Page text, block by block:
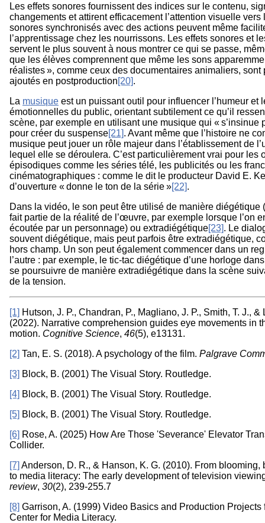
Les effets sonores fournissent des indices sur le contenu,
changements et attirent efficacement l’attention visuelle vers
sonores synchronisés avec des actions peuvent même
l’apprentissage chez les nourrissons. Les effets sonores et
servent le plus souvent à nous montrer ce qui se passe,
que les élèves comprennent que même les sons
réalistes », comme ceux des documentaires animaliers, sont
ajoutés en postproduction[20].
La musique est un puissant outil pour influencer l’humeur et
émotionnelles du public, orientant subtilement ce qu’il
scène, par exemple en utilisant une musique qui « s’insinue
pour créer du suspense[21]. Avant même que l’histoire ne
musique peut jouer un rôle majeur dans l’établissement de
lequel elle se déroulera. C’est particulièrement vrai pour les
épisodiques comme les séries télé, les publicités ou les
cinématographiques : comme le dit le producteur David E.
d’ouverture « donne le ton de la série »[22].
Dans la vidéo, le son peut être utilisé de manière diégétique
fait partie de la réalité de l’œuvre, par exemple lorsque l’on
écoutée par un personnage) ou extradiégétique[23]. Le
souvent diégétique, mais peut parfois être extradiégétique,
hors champ. Un son peut également commencer dans un
l’autre : par exemple, le tic-tac diégétique d’une horloge
se poursuivre de manière extradiégétique dans la scène
de la tension.
[1] Hutson, J. P., Chandran, P., Magliano, J. P., Smith, T. J., &
(2022). Narrative comprehension guides eye movements in
motion. Cognitive Science, 46(5), e13131.
[2] Tan, E. S. (2018). A psychology of the film. Palgrave
[3] Block, B. (2001) The Visual Story. Routledge.
[4] Block, B. (2001) The Visual Story. Routledge.
[5] Block, B. (2001) The Visual Story. Routledge.
[6] Rose, A. (2025) How Are Those 'Severance' Elevator
Collider.
[7] Anderson, D. R., & Hanson, K. G. (2010). From blooming,
to media literacy: The early development of television
review, 30(2), 239-255.7
[8] Garrison, A. (1999) Video Basics and Production Projects
Center for Media Literacy.